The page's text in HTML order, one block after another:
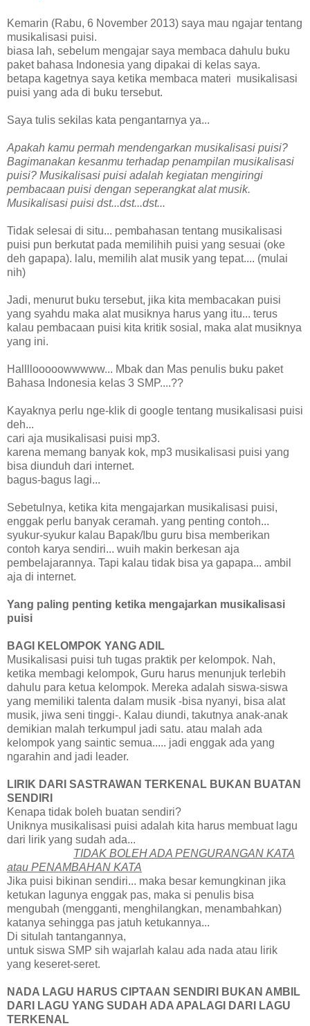
Kemarin (Rabu, 6 November 2013) saya mau ngajar tentang
musikalisasi puisi.
biasa lah, sebelum mengajar saya membaca dahulu buku
paket bahasa Indonesia yang dipakai di kelas saya.
betapa kagetnya saya ketika membaca materi musikalisasi
puisi yang ada di buku tersebut.
Saya tulis sekilas kata pengantarnya ya...
Apakah kamu permah mendengarkan musikalisasi puisi?
Bagimanakan kesanmu terhadap penampilan musikalisasi
puisi? Musikalisasi puisi adalah kegiatan mengiringi
pembacaan puisi dengan seperangkat alat musik.
Musikalisasi puisi dst...dst...dst...
Tidak selesai di situ... pembahasan tentang musikalisasi
puisi pun berkutat pada memilihih puisi yang sesuai (oke
deh gapapa). lalu, memilih alat musik yang tepat.... (mulai
nih)
Jadi, menurut buku tersebut, jika kita membacakan puisi
yang syahdu maka alat musiknya harus yang itu... terus
kalau pembacaan puisi kita kritik sosial, maka alat musiknya
yang ini.
Hallllooooowwwww... Mbak dan Mas penulis buku paket
Bahasa Indonesia kelas 3 SMP....??
Kayaknya perlu nge-klik di google tentang musikalisasi puisi
deh...
cari aja musikalisasi puisi mp3.
karena memang banyak kok, mp3 musikalisasi puisi yang
bisa diunduh dari internet.
bagus-bagus lagi...
Sebetulnya, ketika kita mengajarkan musikalisasi puisi,
enggak perlu banyak ceramah. yang penting contoh...
syukur-syukur kalau Bapak/Ibu guru bisa memberikan
contoh karya sendiri... wuih makin berkesan aja
pembelajarannya. Tapi kalau tidak bisa ya gapapa... ambil
aja di internet.
Yang paling penting ketika mengajarkan musikalisasi
puisi
BAGI KELOMPOK YANG ADIL
Musikalisasi puisi tuh tugas praktik per kelompok. Nah,
ketika membagi kelompok, Guru harus menunjuk terlebih
dahulu para ketua kelompok. Mereka adalah siswa-siswa
yang memiliki talenta dalam musik -bisa nyanyi, bisa alat
musik, jiwa seni tinggi-. Kalau diundi, takutnya anak-anak
demikian malah terkumpul jadi satu. atau malah ada
kelompok yang saintic semua..... jadi enggak ada yang
ngarahin and jadi leader.
LIRIK DARI SASTRAWAN TERKENAL BUKAN BUATAN
SENDIRI
Kenapa tidak boleh buatan sendiri?
Uniknya musikalisasi puisi adalah kita harus membuat lagu
dari lirik yang sudah ada...
TIDAK BOLEH ADA PENGURANGAN KATA
atau PENAMBAHAN KATA
Jika puisi bikinan sendiri... maka besar kemungkinan jika
ketukan lagunya enggak pas, maka si penulis bisa
mengubah (mengganti, menghilangkan, menambahkan)
katanya sehingga pas jatuh ketukannya...
Di situlah tantangannya,
untuk siswa SMP sih wajarlah kalau ada nada atau lirik
yang keseret-seret.
NADA LAGU HARUS CIPTAAN SENDIRI BUKAN AMBIL
DARI LAGU YANG SUDAH ADA APALAGI DARI LAGU
TERKENAL